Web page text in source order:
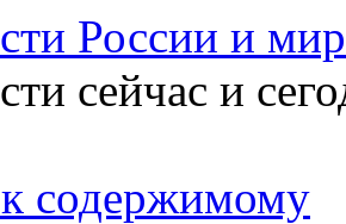
России и
сейчас и
содержимому